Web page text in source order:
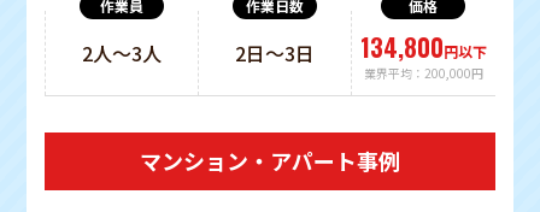
2人〜3人 2日〜3日 134,800円以下
業界平均：200,000円
マンション・アパート事例